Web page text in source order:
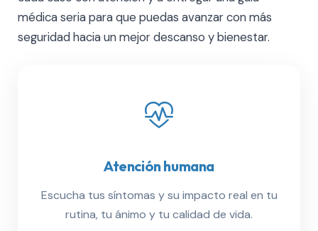
médica seria para que puedas avanzar con más
seguridad hacia un mejor descanso y bienestar.
Atención humana
Escucha tus síntomas y su impacto real en tu
rutina, tu ánimo y tu calidad de vida.